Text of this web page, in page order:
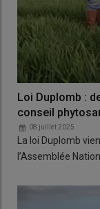
Loi Duplomb :
conseil
08 juillet 2025
La loi Duplomb
l’Assemblée